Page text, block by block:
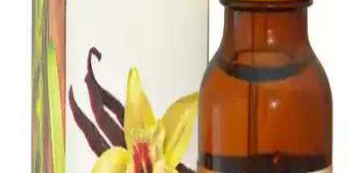
Doğal Kişisel Bakım ve Zihinsel Dengeyi Destekleyen
Ürünlerin Güncel Trendleri ve Faydaları
Doğal içerikli kişisel bakım ürünleri ve zihinsel dengeyi destekleyen
uygulamalar, beden ve ruh sağlığını korumada önemli rol oynuyor.
Bu trendler sürdürülebilir ve sağlıklı yaşamı teşvik ediyor.
Lavanta Sabunu ile Doğal Temizlik ve Rahatlatıcı
Bakım Yöntemleri